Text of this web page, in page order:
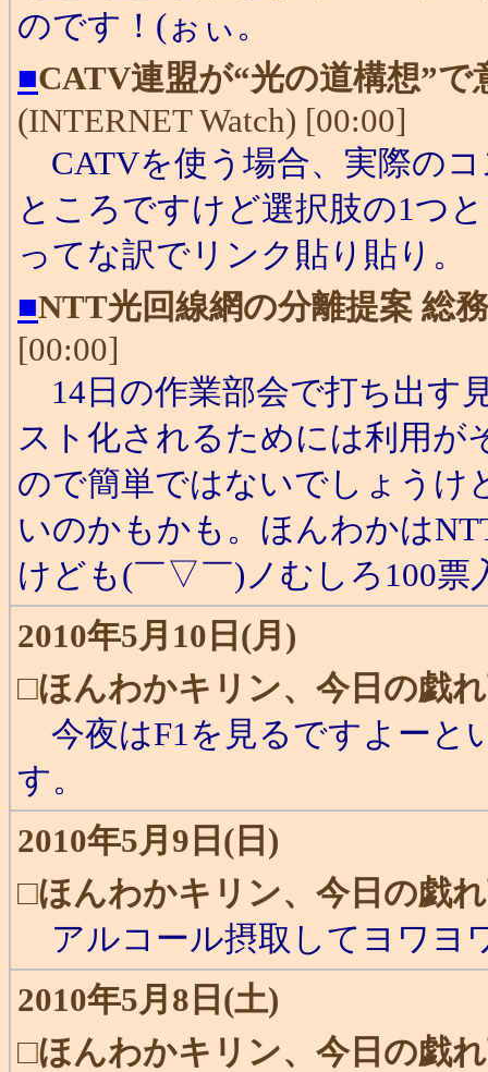
のです！(ぉぃ。
■CATV連盟が“光の道構想”
(INTERNET Watch) [00:00]
CATVを使う場合、実際の
ところですけど選択肢の1つ
ってな訳でリンク貼り貼り。
■NTT光回線網の分離提案 総
[00:00]
14日の作業部会で打ち出す
スト化されるためには利用が
ので簡単ではないでしょうけ
いのかもかも。ほんわかは
けども(￣▽￣)ノむしろ100票
2010年5月10日(月)
□ほんわかキリン、今日の戯
今夜はF1を見るですよーと
す。
2010年5月9日(日)
□ほんわかキリン、今日の戯
アルコール摂取してヨワヨ
2010年5月8日(土)
□ほんわかキリン、今日の戯